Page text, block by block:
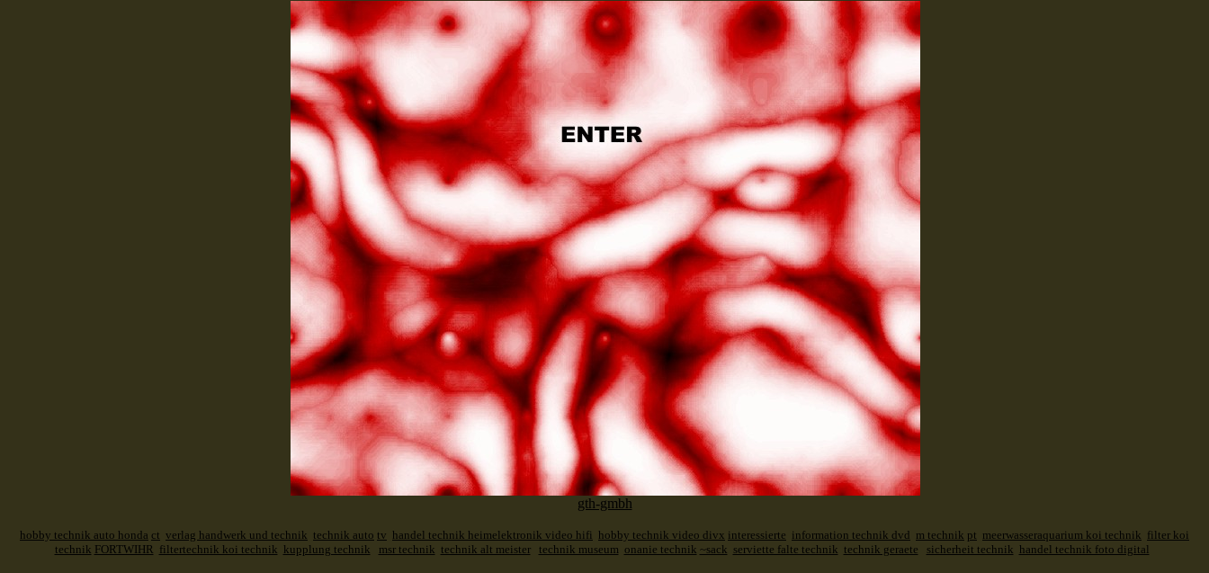
gth-gmbh
hobby technik auto honda ct verlag handwerk und technik technik auto tv handel technik heimelektronik video hifi hobby technik video divx interessierte information technik dvd m technik pt meerwasseraquarium koi technik filter koi
technik FORTWIHR filtertechnik koi technik kupplung technik msr technik technik alt meister technik museum onanie technik ~sack serviette falte technik technik geraete sicherheit technik handel technik foto digital